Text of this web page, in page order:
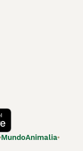
MundoAnimalia